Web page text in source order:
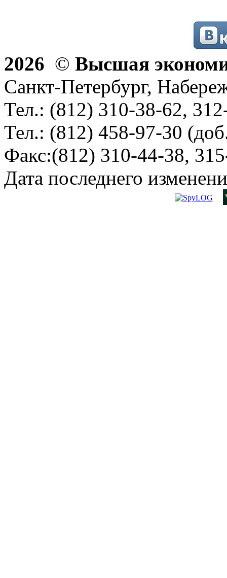
2026 © Высшая
Санкт-Петербург,
Тел.: (812) 310-38-62,
Тел.: (812) 458-97-30
Факс:(812) 310-44-38,
Дата последнего